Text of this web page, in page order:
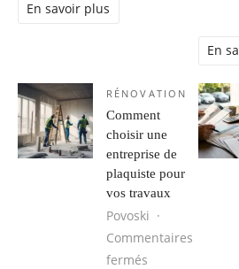
En savoir plus
En
RÉNOVATION
Comment
choisir une
entreprise de
plaquiste pour
vos travaux
Povoski
Commentaires
fermés sur